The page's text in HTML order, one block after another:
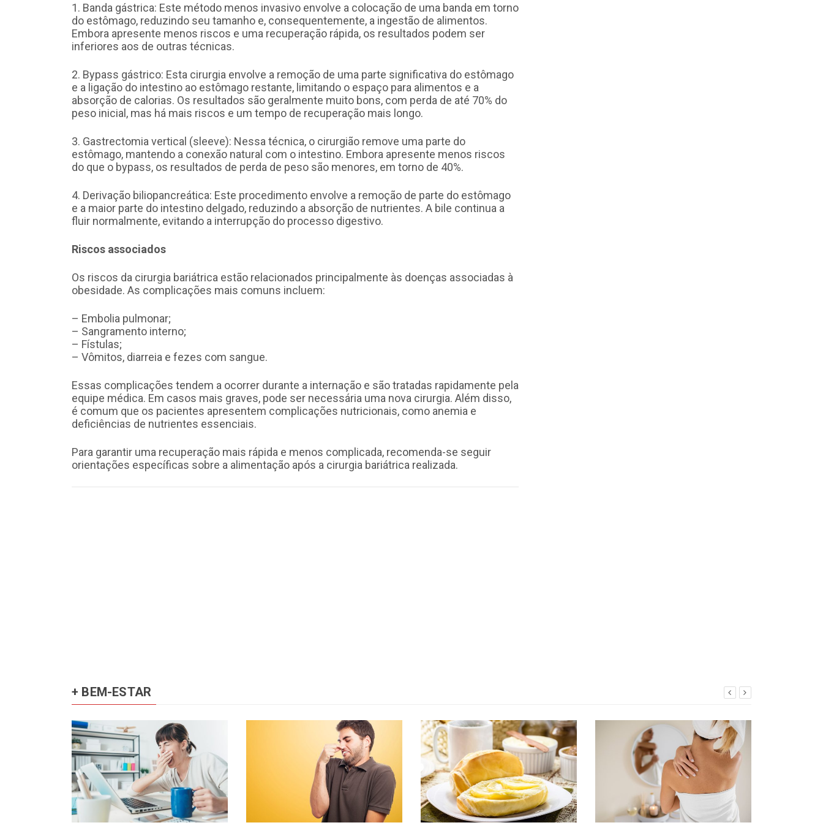
1. Banda gástrica: Este método menos invasivo envolve a colocação de uma banda em torno
do estômago, reduzindo seu tamanho e, consequentemente, a ingestão de alimentos.
Embora apresente menos riscos e uma recuperação rápida, os resultados podem ser
inferiores aos de outras técnicas.
2. Bypass gástrico: Esta cirurgia envolve a remoção de uma parte significativa do estômago
e a ligação do intestino ao estômago restante, limitando o espaço para alimentos e a
absorção de calorias. Os resultados são geralmente muito bons, com perda de até 70% do
peso inicial, mas há mais riscos e um tempo de recuperação mais longo.
3. Gastrectomia vertical (sleeve): Nessa técnica, o cirurgião remove uma parte do
estômago, mantendo a conexão natural com o intestino. Embora apresente menos riscos
do que o bypass, os resultados de perda de peso são menores, em torno de 40%.
4. Derivação biliopancreática: Este procedimento envolve a remoção de parte do estômago
e a maior parte do intestino delgado, reduzindo a absorção de nutrientes. A bile continua a
fluir normalmente, evitando a interrupção do processo digestivo.
Riscos associados
Os riscos da cirurgia bariátrica estão relacionados principalmente às doenças associadas à
obesidade. As complicações mais comuns incluem:
– Embolia pulmonar;
– Sangramento interno;
– Fístulas;
– Vômitos, diarreia e fezes com sangue.
Essas complicações tendem a ocorrer durante a internação e são tratadas rapidamente pela
equipe médica. Em casos mais graves, pode ser necessária uma nova cirurgia. Além disso,
é comum que os pacientes apresentem complicações nutricionais, como anemia e
deficiências de nutrientes essenciais.
Para garantir uma recuperação mais rápida e menos complicada, recomenda-se seguir
orientações específicas sobre a alimentação após a cirurgia bariátrica realizada.
+ BEM-ESTAR